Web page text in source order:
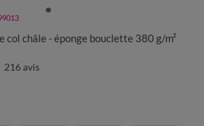
col châle - éponge bouclette 380 g/m²
216avis